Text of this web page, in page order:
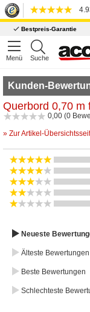
Bestpreis-Garantie
Menü Suche
Kunden-
Querbord 0,70 m
0,00 (0
» Zur Artikel-
Neueste
Älteste Bewertungen
Beste Bewertungen
Schlechteste